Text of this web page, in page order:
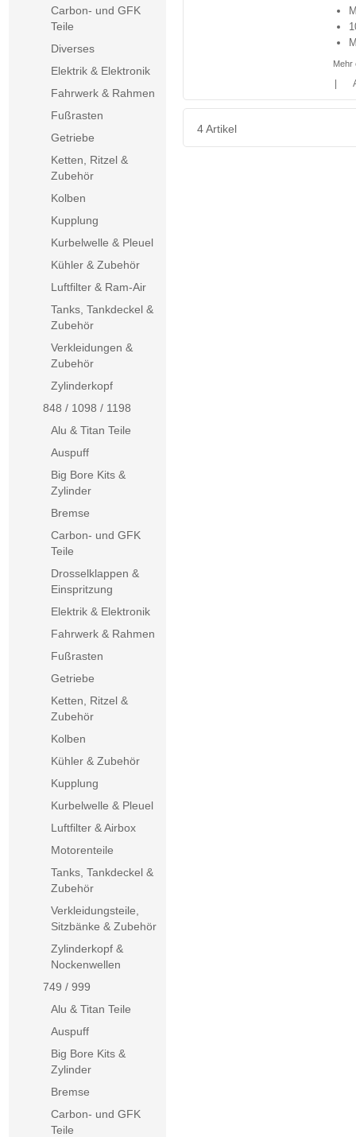
Mehr
4 Artikel
Carbon- und GFK
Teile
Diverses
Elektrik & Elektronik
Fahrwerk & Rahmen
Fußrasten
Getriebe
Ketten, Ritzel &
Zubehör
Kolben
Kupplung
Kurbelwelle & Pleuel
Kühler & Zubehör
Luftfilter & Ram-Air
Tanks, Tankdeckel &
Zubehör
Verkleidungen &
Zubehör
Zylinderkopf
848 / 1098 / 1198
Alu & Titan Teile
Auspuff
Big Bore Kits &
Zylinder
Bremse
Carbon- und GFK
Teile
Drosselklappen &
Einspritzung
Elektrik & Elektronik
Fahrwerk & Rahmen
Fußrasten
Getriebe
Ketten, Ritzel &
Zubehör
Kolben
Kühler & Zubehör
Kupplung
Kurbelwelle & Pleuel
Luftfilter & Airbox
Motorenteile
Tanks, Tankdeckel &
Zubehör
Verkleidungsteile,
Sitzbänke & Zubehör
Zylinderkopf &
Nockenwellen
749 / 999
Alu & Titan Teile
Auspuff
Big Bore Kits &
Zylinder
Bremse
Carbon- und GFK
Teile